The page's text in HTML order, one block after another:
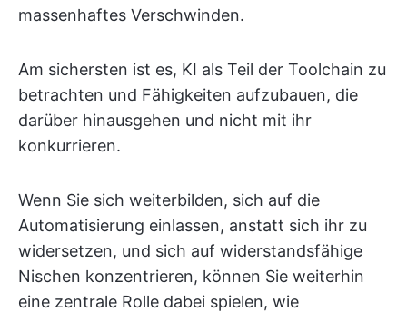
massenhaftes Verschwinden.
Am sichersten ist es, KI als Teil der Toolchain zu
betrachten und Fähigkeiten aufzubauen, die
darüber hinausgehen und nicht mit ihr
konkurrieren.
Wenn Sie sich weiterbilden, sich auf die
Automatisierung einlassen, anstatt sich ihr zu
widersetzen, und sich auf widerstandsfähige
Nischen konzentrieren, können Sie weiterhin
eine zentrale Rolle dabei spielen, wie